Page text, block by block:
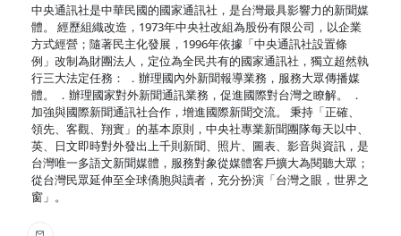
中央通訊社是中華民國的國家通訊社，是台灣最具影響力的新聞媒
體。 經歷組織改造，1973年中央社改組為股份有限公司，以企業
方式經營；隨著民主化發展，1996年依據「中央通訊社設置條
例」改制為財團法人，定位為全民共有的國家通訊社，獨立超然執
行三大法定任務： ．辦理國內外新聞報導業務，服務大眾傳播媒
體。 ．辦理國家對外新聞通訊業務，促進國際對台灣之瞭解。 ．
加強與國際新聞通訊社合作，增進國際新聞交流。 秉持「正確、
領先、客觀、翔實」的基本原則，中央社專業新聞團隊每天以中、
英、日文即時對外發出上千則新聞、照片、圖表、影音與資訊，是
台灣唯一多語文新聞媒體，服務對象從媒體客戶擴大為閱聽大眾；
從台灣民眾延伸至全球僑胞與讀者，充分扮演「台灣之眼，世界之
窗」。